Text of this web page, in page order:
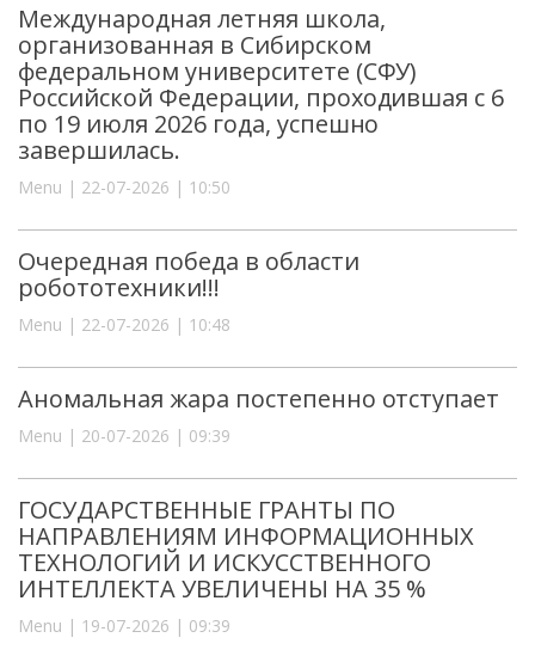
Международная летняя школа,
организованная в Сибирском
федеральном университете (СФУ)
Российской Федерации, проходившая с 6
по 19 июля 2026 года, успешно
завершилась.
Menu | 22-07-2026 | 10:50
Очередная победа в области
робототехники!!!
Menu | 22-07-2026 | 10:48
Аномальная жара постепенно отступает
Menu | 20-07-2026 | 09:39
ГОСУДАРСТВЕННЫЕ ГРАНТЫ ПО
НАПРАВЛЕНИЯМ ИНФОРМАЦИОННЫХ
ТЕХНОЛОГИЙ И ИСКУССТВЕННОГО
ИНТЕЛЛЕКТА УВЕЛИЧЕНЫ НА 35 %
Menu | 19-07-2026 | 09:39